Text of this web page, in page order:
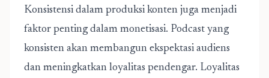
Konsistensi dalam produksi konten juga menjadi
faktor penting dalam monetisasi. Podcast yang
konsisten akan membangun ekspektasi audiens
dan meningkatkan loyalitas pendengar. Loyalitas